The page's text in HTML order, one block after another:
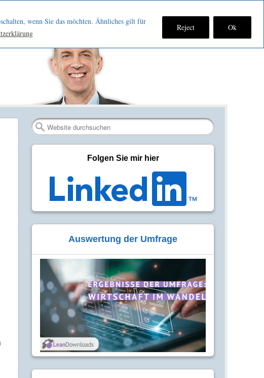
wenn Sie das möchten. Ähnliches gilt für
Reject Ok
Fan Verbinden
RSS-
Search
Folgen Sie mir hier
Auswertung der Umfrage